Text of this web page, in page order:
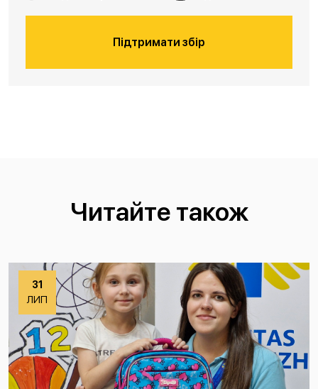
Підтримати збір
Читайте також
31
ЛИП